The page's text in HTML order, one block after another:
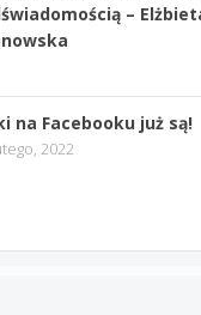
–
na Facebooku już są!
2022